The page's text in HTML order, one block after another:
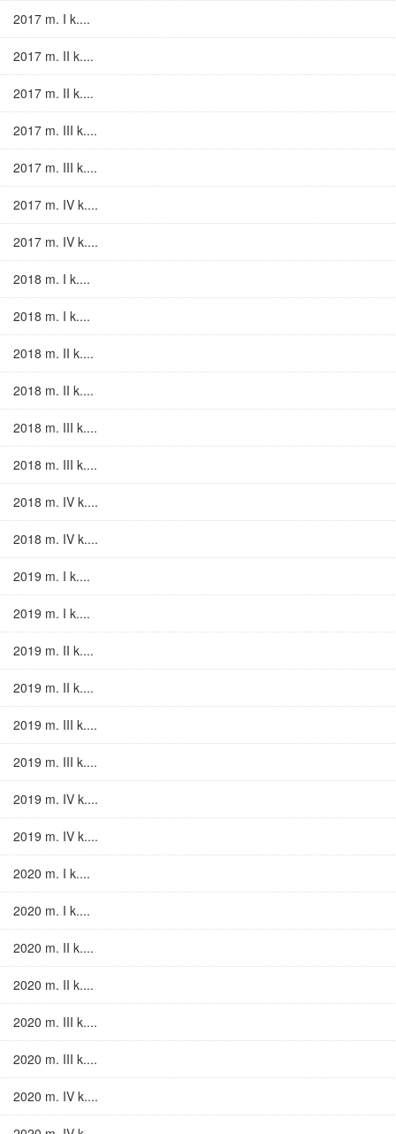
2017 m. I k....
2017 m. II k....
2017 m. II k....
2017 m. III k....
2017 m. III k....
2017 m. IV k....
2017 m. IV k....
2018 m. I k....
2018 m. I k....
2018 m. II k....
2018 m. II k....
2018 m. III k....
2018 m. III k....
2018 m. IV k....
2018 m. IV k....
2019 m. I k....
2019 m. I k....
2019 m. II k....
2019 m. II k....
2019 m. III k....
2019 m. III k....
2019 m. IV k....
2019 m. IV k....
2020 m. I k....
2020 m. I k....
2020 m. II k....
2020 m. II k....
2020 m. III k....
2020 m. III k....
2020 m. IV k....